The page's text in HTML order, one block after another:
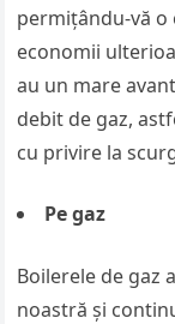
permițându-vă o
economii
au un mare
debit de gaz,
cu privire la
Pe gaz
Boilerele de gaz
noastră și